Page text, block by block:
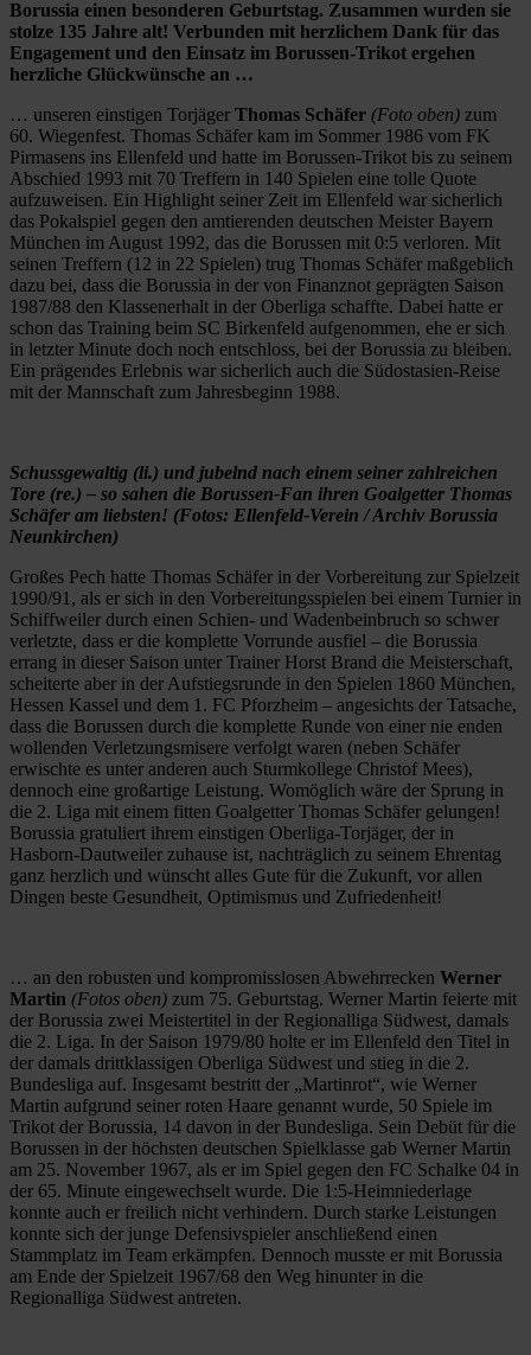
Borussia einen besonderen Geburtstag. Zusammen wurden sie
stolze 135 Jahre alt! Verbunden mit herzlichem Dank für das
Engagement und den Einsatz im Borussen-Trikot ergehen
herzliche Glückwünsche an …
… unseren einstigen Torjäger Thomas Schäfer (Foto oben) zum
60. Wiegenfest. Thomas Schäfer kam im Sommer 1986 vom FK
Pirmasens ins Ellenfeld und hatte im Borussen-Trikot bis zu seinem
Abschied 1993 mit 70 Treffern in 140 Spielen eine tolle Quote
aufzuweisen. Ein Highlight seiner Zeit im Ellenfeld war sicherlich
das Pokalspiel gegen den amtierenden deutschen Meister Bayern
München im August 1992, das die Borussen mit 0:5 verloren. Mit
seinen Treffern (12 in 22 Spielen) trug Thomas Schäfer maßgeblich
dazu bei, dass die Borussia in der von Finanznot geprägten Saison
1987/88 den Klassenerhalt in der Oberliga schaffte. Dabei hatte er
schon das Training beim SC Birkenfeld aufgenommen, ehe er sich
in letzter Minute doch noch entschloss, bei der Borussia zu bleiben.
Ein prägendes Erlebnis war sicherlich auch die Südostasien-Reise
mit der Mannschaft zum Jahresbeginn 1988.
Schussgewaltig (li.) und jubelnd nach einem seiner zahlreichen
Tore (re.) – so sahen die Borussen-Fan ihren Goalgetter Thomas
Schäfer am liebsten! (Fotos: Ellenfeld-Verein / Archiv Borussia
Neunkirchen)
Großes Pech hatte Thomas Schäfer in der Vorbereitung zur Spielzeit
1990/91, als er sich in den Vorbereitungsspielen bei einem Turnier in
Schiffweiler durch einen Schien- und Wadenbeinbruch so schwer
verletzte, dass er die komplette Vorrunde ausfiel – die Borussia
errang in dieser Saison unter Trainer Horst Brand die Meisterschaft,
scheiterte aber in der Aufstiegsrunde in den Spielen 1860 München,
Hessen Kassel und dem 1. FC Pforzheim – angesichts der Tatsache,
dass die Borussen durch die komplette Runde von einer nie enden
wollenden Verletzungsmisere verfolgt waren (neben Schäfer
erwischte es unter anderen auch Sturmkollege Christof Mees),
dennoch eine großartige Leistung. Womöglich wäre der Sprung in
die 2. Liga mit einem fitten Goalgetter Thomas Schäfer gelungen!
Borussia gratuliert ihrem einstigen Oberliga-Torjäger, der in
Hasborn-Dautweiler zuhause ist, nachträglich zu seinem Ehrentag
ganz herzlich und wünscht alles Gute für die Zukunft, vor allen
Dingen beste Gesundheit, Optimismus und Zufriedenheit!
… an den robusten und kompromisslosen Abwehrrecken Werner
Martin (Fotos oben) zum 75. Geburtstag. Werner Martin feierte mit
der Borussia zwei Meistertitel in der Regionalliga Südwest, damals
die 2. Liga. In der Saison 1979/80 holte er im Ellenfeld den Titel in
der damals drittklassigen Oberliga Südwest und stieg in die 2.
Bundesliga auf. Insgesamt bestritt der „Martinrot“, wie Werner
Martin aufgrund seiner roten Haare genannt wurde, 50 Spiele im
Trikot der Borussia, 14 davon in der Bundesliga. Sein Debüt für die
Borussen in der höchsten deutschen Spielklasse gab Werner Martin
am 25. November 1967, als er im Spiel gegen den FC Schalke 04 in
der 65. Minute eingewechselt wurde. Die 1:5-Heimniederlage
konnte auch er freilich nicht verhindern. Durch starke Leistungen
konnte sich der junge Defensivspieler anschließend einen
Stammplatz im Team erkämpfen. Dennoch musste er mit Borussia
am Ende der Spielzeit 1967/68 den Weg hinunter in die
Regionalliga Südwest antreten.